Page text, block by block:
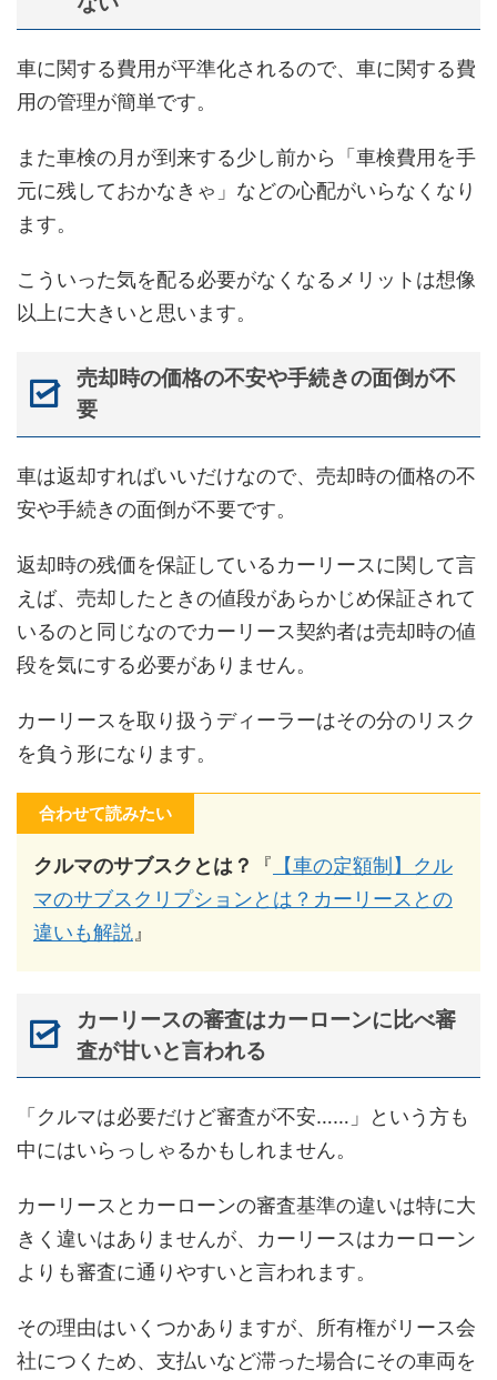
車に関する費用が平準化されるので、車に関する費
用の管理が簡単です。
また車検の月が到来する少し前から「車検費用を手
元に残しておかなきゃ」などの心配がいらなくなり
ます。
こういった気を配る必要がなくなるメリットは想像
以上に大きいと思います。
売却時の価格の不安や手続きの面倒が不
要
車は返却すればいいだけなので、売却時の価格の不
安や手続きの面倒が不要です。
返却時の残価を保証しているカーリースに関して言
えば、売却したときの値段があらかじめ保証されて
いるのと同じなのでカーリース契約者は売却時の値
段を気にする必要がありません。
カーリースを取り扱うディーラーはその分のリスク
を負う形になります。
合わせて読みたい
クルマのサブスクとは？ 『 【車の定額制】クル
マのサブスクリプションとは？カーリースとの
違いも解説 』
カーリースの審査はカーローンに比べ審
査が甘いと言われる
「クルマは必要だけど審査が不安……」という方も
中にはいらっしゃるかもしれません。
カーリースとカーローンの審査基準の違いは特に大
きく違いはありませんが、カーリースはカーローン
よりも審査に通りやすいと言われます。
その理由はいくつかありますが、所有権がリース会
社につくため、支払いなど滞った場合にその車両を